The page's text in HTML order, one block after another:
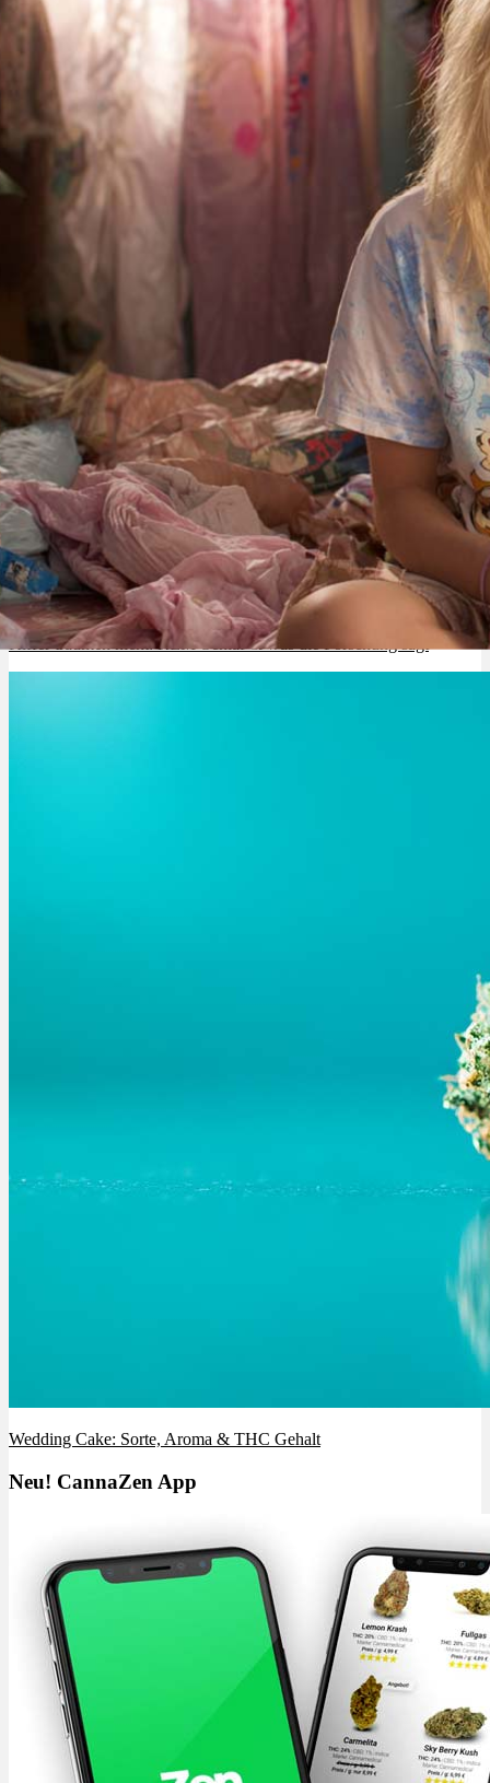
Kiffer träumen nicht: REM-Schlaf & was die Forschung sagt
Wedding Cake: Sorte, Aroma & THC Gehalt
Neu! CannaZen App